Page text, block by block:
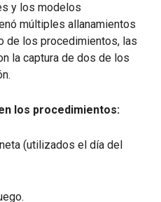
y los modelos
múltiples allanamientos
de los procedimientos, las
la captura de dos de los
los procedimientos:
(utilizados el día del